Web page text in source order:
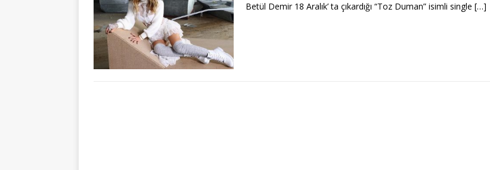
Betül Demir 18 Aralık’ ta çıkardığı “Toz Duman” isimli single […]